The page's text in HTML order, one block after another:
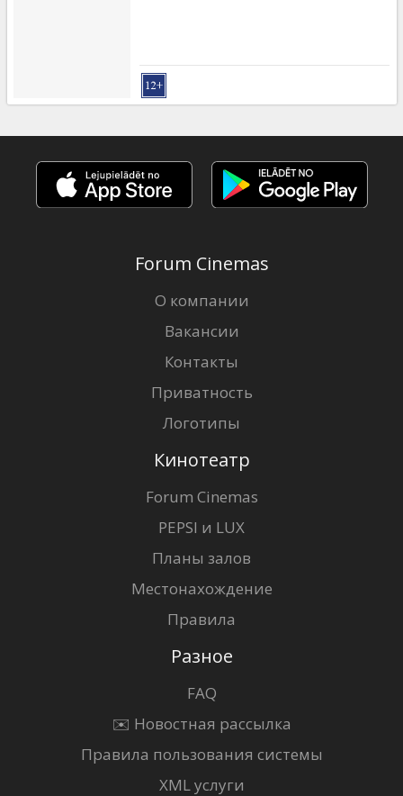
Forum Cinemas
О компании
Вакансии
Контакты
Приватность
Логотипы
Кинотеатр
Forum Cinemas
PEPSI и LUX
Планы залов
Местонахождение
Правила
Разное
FAQ
✉️ Новостная рассылка
Правила пользования системы
XML услуги